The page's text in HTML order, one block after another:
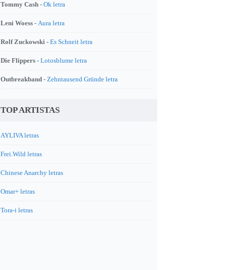
Tommy Cash - Ok letra
Leni Woess - Aura letra
Rolf Zuckowski - Es Schneit letra
Die Flippers - Lotosblume letra
Outbreakband - Zehntausend Gründe letra
TOP ARTISTAS
AYLIVA letras
Frei.Wild letras
Chinese Anarchy letras
Omar+ letras
Tora-i letras